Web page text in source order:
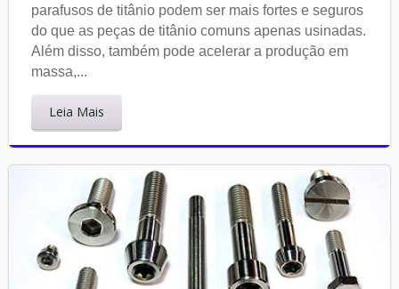
parafusos de titânio podem ser mais fortes e seguros
do que as peças de titânio comuns apenas usinadas.
Além disso, também pode acelerar a produção em
massa,...
Leia Mais